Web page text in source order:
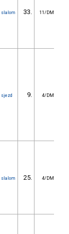
slalom 33. 11/DM
sjezd 9. 4/DM
slalom 25. 4/DM